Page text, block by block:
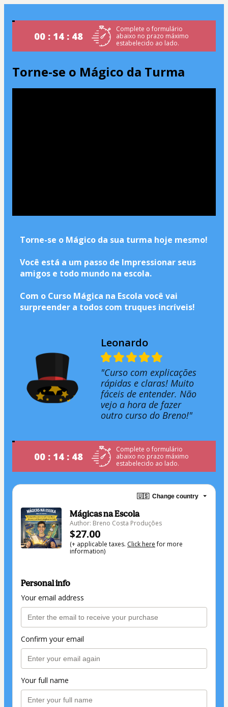
00 : 14 : 48
Complete o formulário
abaixo no prazo máximo
estabelecido ao lado.
Torne-se o Mágico da Turma
Torne-se o Mágico da sua turma hoje mesmo!
Você está a um passo de Impressionar seus
amigos e todo mundo na escola.
Com o Curso Mágica na Escola você vai
surpreender a todos com truques incríveis!
Leonardo
"Curso com explicações
rápidas e claras! Muito
fáceis de entender. Não
vejo a hora de fazer
outro curso do Breno!"
00 : 14 : 48
Complete o formulário
abaixo no prazo máximo
estabelecido ao lado.
🇺🇸 Change country
Mágicas na Escola
Author: Breno Costa Produções
$27.00
(+ applicable taxes. Click herefor more
information)
Personal info
Your email address
Confirm your email
Your full name